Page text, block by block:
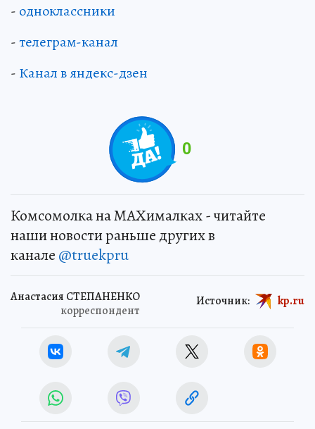
- одноклассники
-телеграм-канал
- Канал в яндекс-дзен
0
Комсомолка на MAXималках - читайте
наши новости раньше других в
канале @truekpru
Анастасия СТЕПАНЕНКО
корреспондент
Источник: kp.ru